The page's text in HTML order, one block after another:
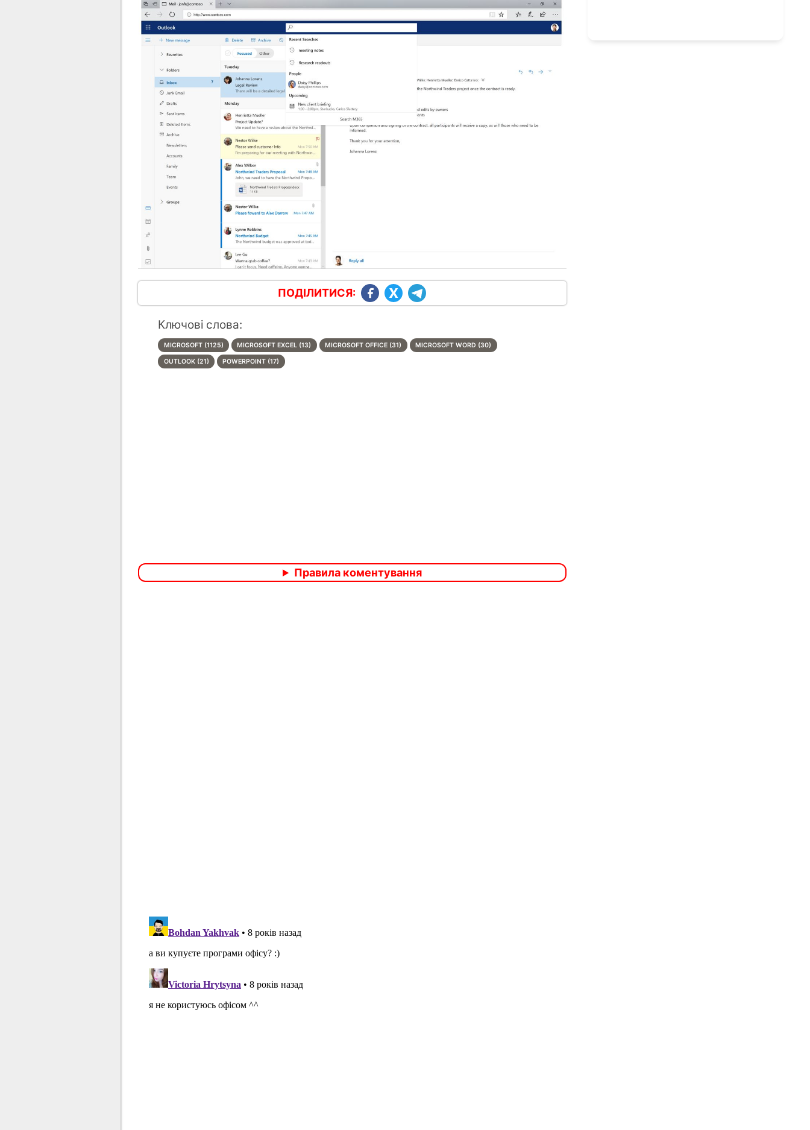
ПОДІЛИТИСЯ:
Ключові слова:
MICROSOFT (1125) MICROSOFT EXCEL (13) MICROSOFT OFFICE (31) MICROSOFT WORD (30)
OUTLOOK (21) POWERPOINT (17)
Правила коментування